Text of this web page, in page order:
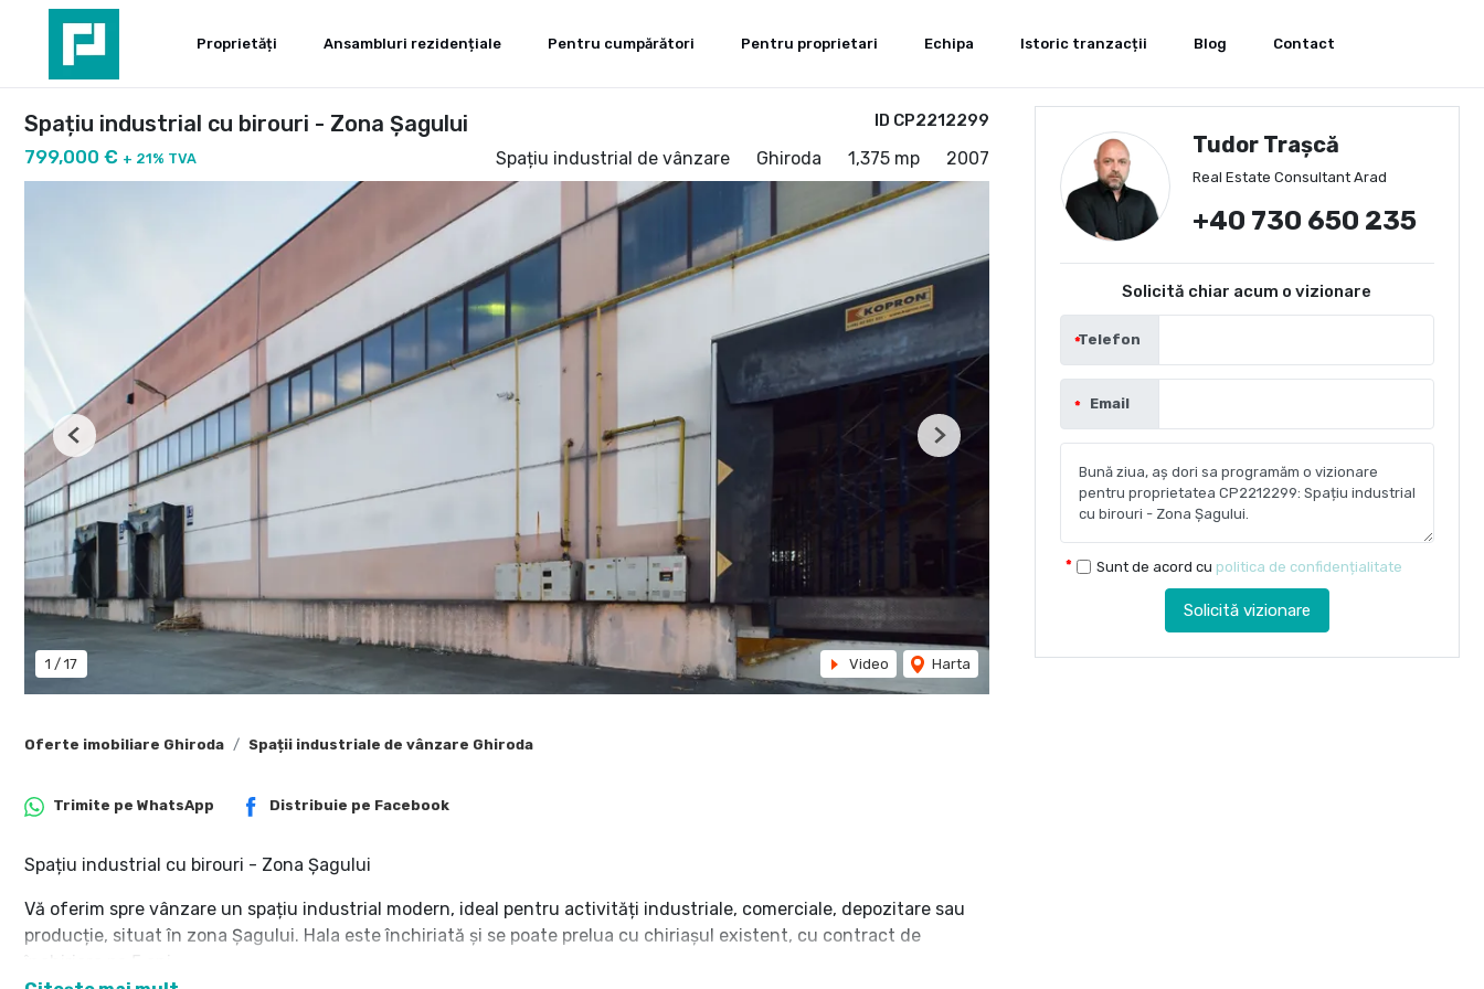
Proprietăți Ansambluri rezidențiale Pentru cumpărători Pentru proprietari Echipa Istoric tranzacții Blog Contact
ID CP2212299
Spațiu industrial cu birouri - Zona Șagului
799,000 € + 21% TVA Spațiu industrial de vânzare Ghiroda 1,375 mp 2007
1 / 17 Video Harta
Previous Next
Oferte imobiliare Ghiroda Spații industriale de vânzare Ghiroda
Trimite pe WhatsApp Distribuie pe Facebook
Spațiu industrial cu birouri - Zona Șagului
Vă oferim spre vânzare un spațiu industrial modern, ideal pentru activități industriale, comerciale, depozitare sau
producție, situat în zona Șagului. Hala este închiriată și se poate prelua cu chiriașul existent, cu contract de
Tudor Trașcă
Real Estate Consultant Arad
+40 730 650 235
Solicită chiar acum o vizionare
Telefon
Email
Sunt de acord cu politica de confidențialitate
Solicită vizionare